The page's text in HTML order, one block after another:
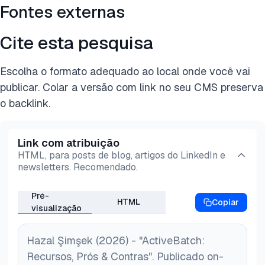
organizações a gerenciar e otimizar tarefas
execução perfeita do fluxo de trabalho.
Fontes externas
Cite esta pesquisa
Escolha o formato adequado ao local onde você vai
publicar. Colar a versão com link no seu CMS preserva
o backlink.
Link com atribuição
HTML, para posts de blog, artigos do LinkedIn e
newsletters. Recomendado.
Pré-
visualização
HTML Copiar
Hazal Şimşek (2026) - "ActiveBatch:
Recursos, Prós & Contras". Publicado on-